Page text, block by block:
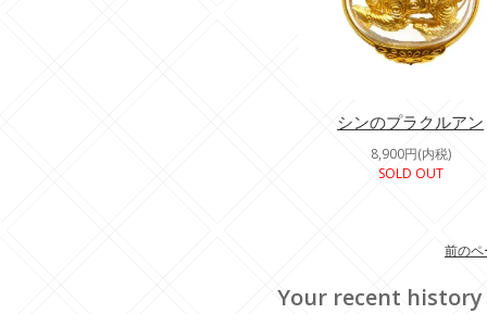
シンのプラクルアン
8,900円(内税)
SOLD OUT
前の
Your recent history